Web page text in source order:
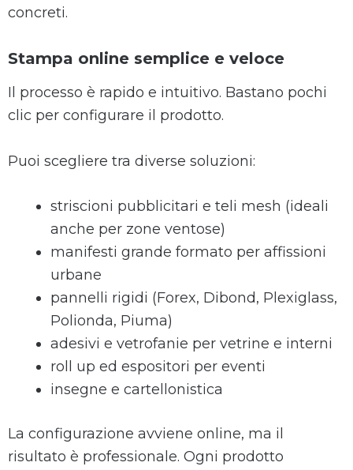
concreti.
Stampa online semplice e veloce
Il processo è rapido e intuitivo. Bastano pochi
clic per configurare il prodotto.
Puoi scegliere tra diverse soluzioni:
striscioni pubblicitari e teli mesh (ideali
anche per zone ventose)
manifesti grande formato per affissioni
urbane
pannelli rigidi (Forex, Dibond, Plexiglass,
Polionda, Piuma)
adesivi e vetrofanie per vetrine e interni
roll up ed espositori per eventi
insegne e cartellonistica
La configurazione avviene online, ma il
risultato è professionale. Ogni prodotto